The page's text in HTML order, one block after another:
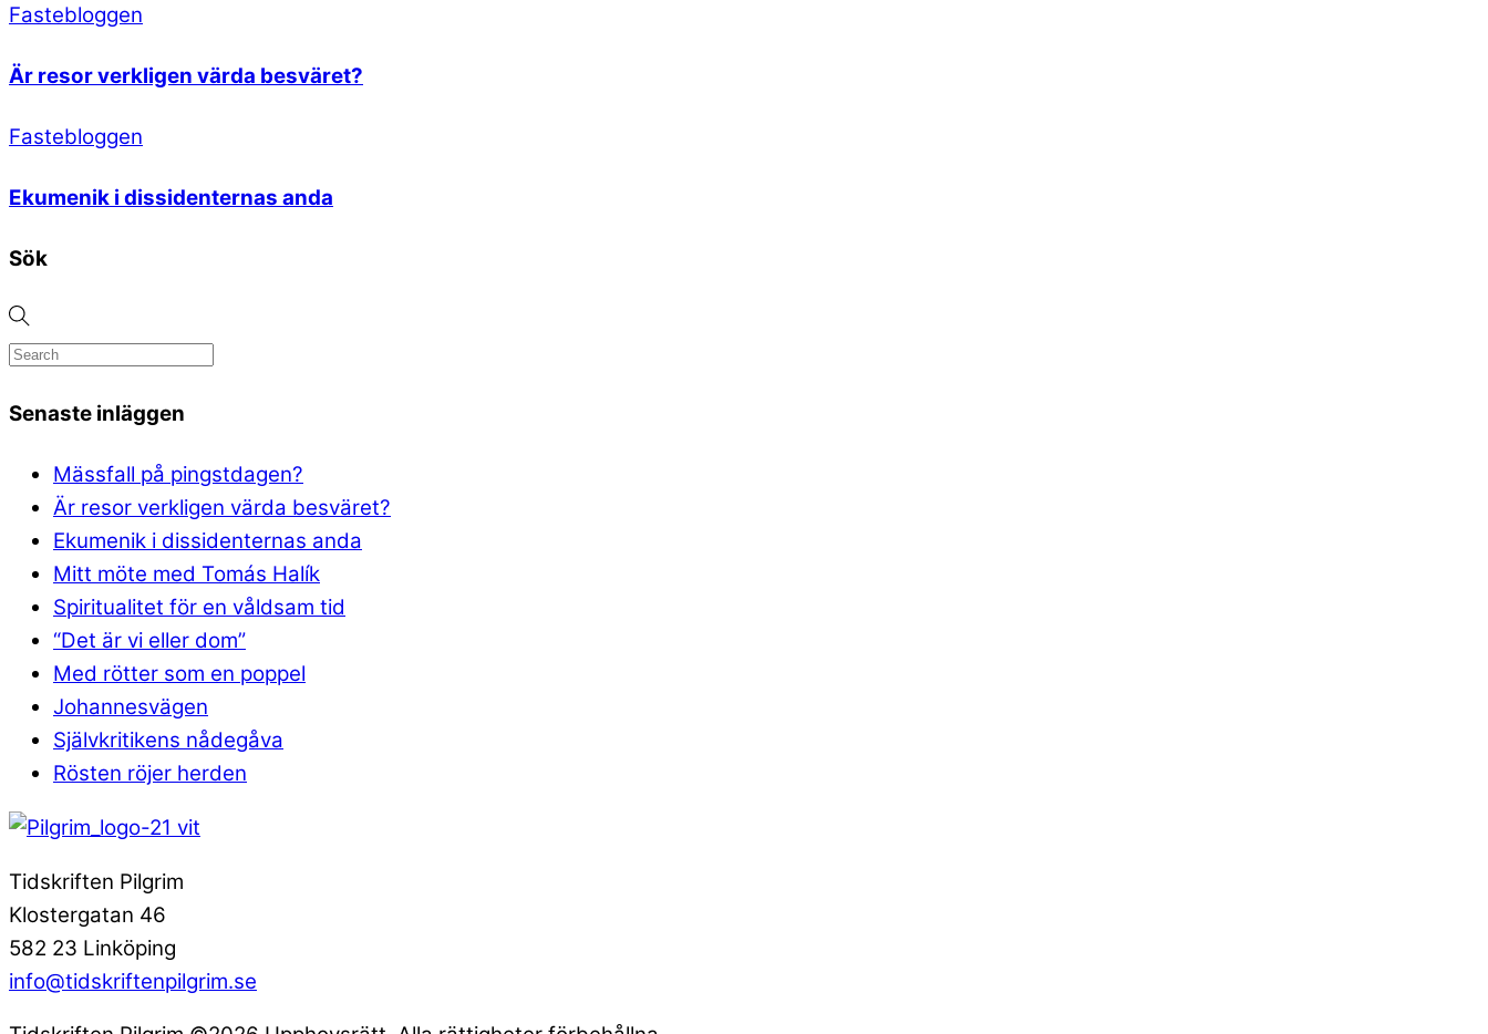
Fastebloggen
Är resor verkligen värda besväret?
Fastebloggen
Ekumenik i dissidenternas anda
Sök
Senaste inläggen
Mässfall på pingstdagen?
Är resor verkligen värda besväret?
Ekumenik i dissidenternas anda
Mitt möte med Tomás Halík
Spiritualitet för en våldsam tid
“Det är vi eller dom”
Med rötter som en poppel
Johannesvägen
Självkritikens nådegåva
Rösten röjer herden
Tidskriften Pilgrim
Klostergatan 46
582 23 Linköping
info@tidskriftenpilgrim.se